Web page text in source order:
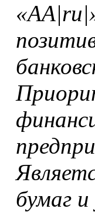
бумаг